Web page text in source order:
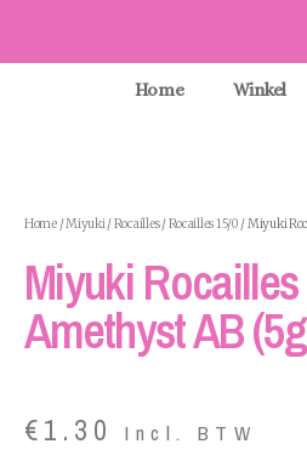
Home Winkel
Home/Miyuki/Rocailles/Rocailles 15/0 / Miyuki
Miyuki
Amethyst AB
€1.30 Incl. BTW